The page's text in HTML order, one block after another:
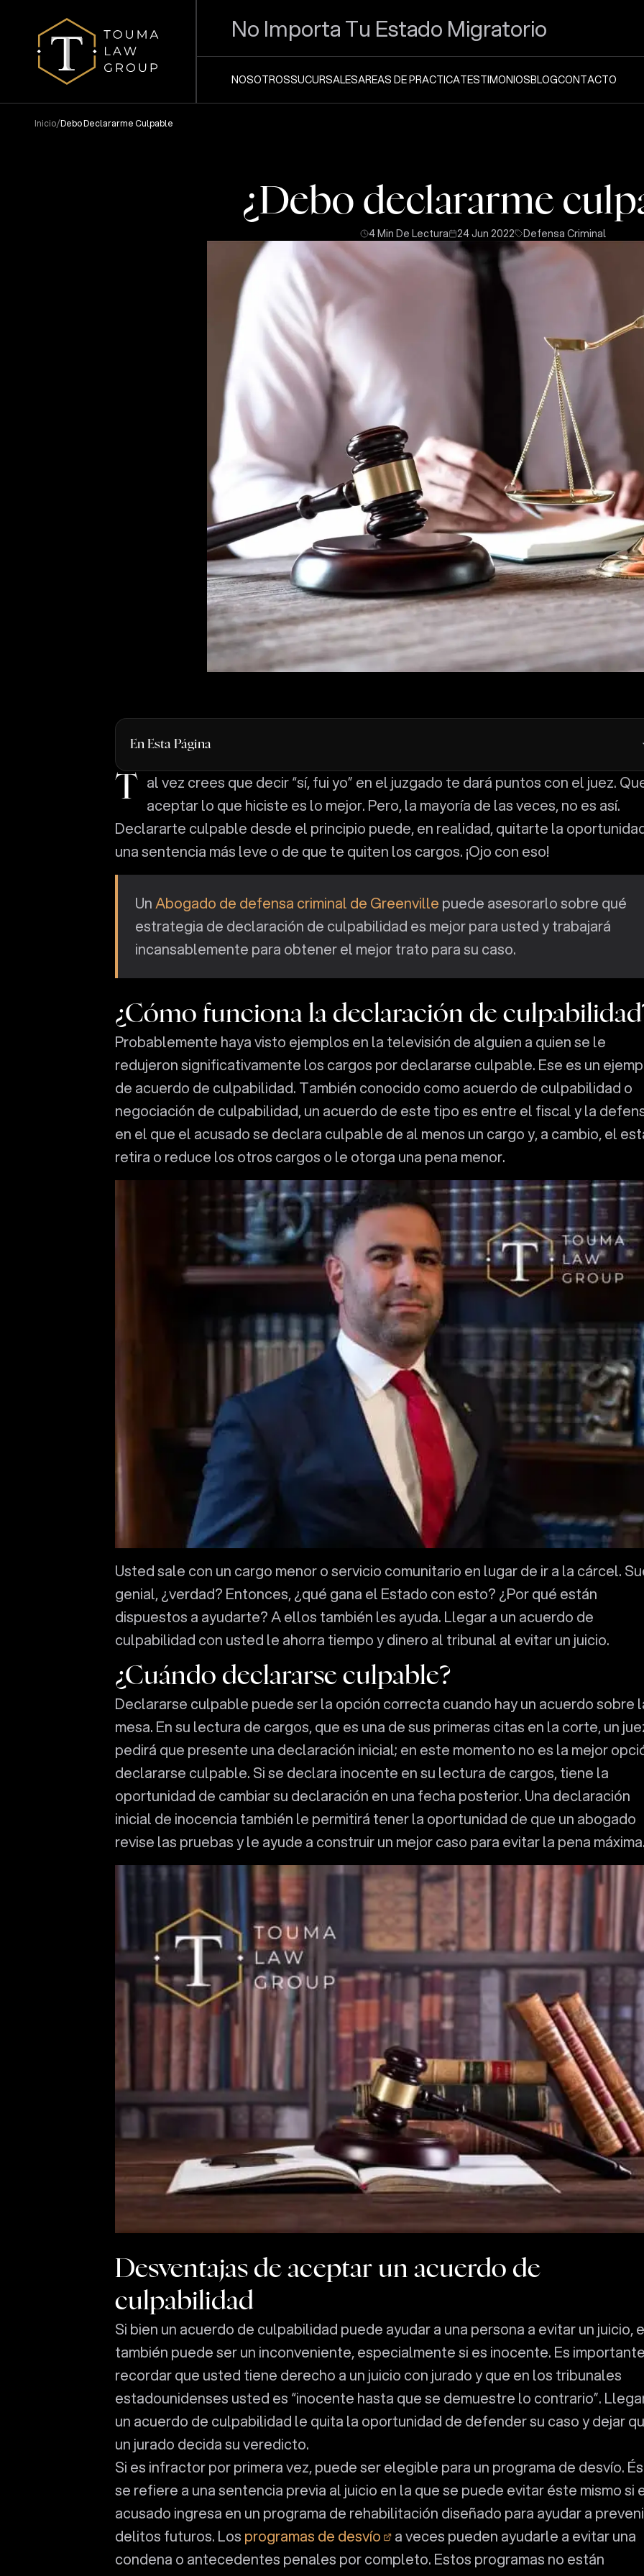
No Importa Tu Estado Migratorio
NOSOTROSSUCURSALESAREAS DE PRACTICATESTIMONIOSBLOGCONTACTO
Inicio/Debo Declararme Culpable
¿Debo declararme
4 Min De Lectura 24 Jun 2022 Defensa Criminal
En Esta Página
Tal vez crees que decir “sí, fui yo” en el juzgado te dará puntos con el juez. Que aceptar lo que hiciste es lo mejor. Pero, la mayoría de las veces, no es así.
Declararte culpable desde el principio puede, en realidad, quitarte la
una sentencia más leve o de que te quiten los cargos. ¡Ojo con eso!
UnAbogado de defensa criminal de Greenville puede asesorarlo sobre qué
estrategia de declaración de culpabilidad es mejor para usted y trabajará
incansablemente para obtener el mejor trato para su caso.
¿Cómo funciona la declaración de
Probablemente haya visto ejemplos en la televisión de alguien a quien se le
redujeron significativamente los cargos por declararse culpable. Ese es un
de acuerdo de culpabilidad. También conocido como acuerdo de culpabilidad o
negociación de culpabilidad, un acuerdo de este tipo es entre el fiscal y la
en el que el acusado se declara culpable de al menos un cargo y, a cambio, el
retira o reduce los otros cargos o le otorga una pena menor.
Usted sale con un cargo menor o servicio comunitario en lugar de ir a la cárcel.
genial, ¿verdad? Entonces, ¿qué gana el Estado con esto? ¿Por qué están
dispuestos a ayudarte? A ellos también les ayuda. Llegar a un acuerdo de
culpabilidad con usted le ahorra tiempo y dinero al tribunal al evitar un juicio.
¿Cuándo declararse culpable?
Declararse culpable puede ser la opción correcta cuando hay un acuerdo sobre
mesa. En su lectura de cargos, que es una de sus primeras citas en la corte, un
pedirá que presente una declaración inicial; en este momento no es la mejor
declararse culpable. Si se declara inocente en su lectura de cargos, tiene la
oportunidad de cambiar su declaración en una fecha posterior. Una declaración
inicial de inocencia también le permitirá tener la oportunidad de que un abogado
revise las pruebas y le ayude a construir un mejor caso para evitar la pena
Desventajas de aceptar un acuerdo de
culpabilidad
Si bien un acuerdo de culpabilidad puede ayudar a una persona a evitar un juicio,
también puede ser un inconveniente, especialmente si es inocente. Es
recordar que usted tiene derecho a un juicio con jurado y que en los tribunales
estadounidenses usted es “inocente hasta que se demuestre lo contrario”.
un acuerdo de culpabilidad le quita la oportunidad de defender su caso y dejar
un jurado decida su veredicto.
Si es infractor por primera vez, puede ser elegible para un programa de desvío.
se refiere a una sentencia previa al juicio en la que se puede evitar éste mismo si
acusado ingresa en un programa de rehabilitación diseñado para ayudar a
delitos futuros. Los programas de desvío
a veces pueden ayudarle a evitar una
condena o antecedentes penales por completo. Estos programas no están